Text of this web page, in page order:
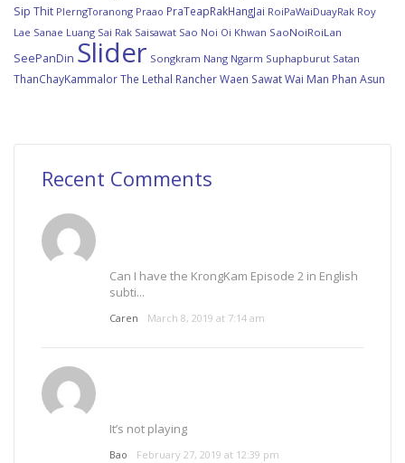
Sip Thit PlerngToranong Praao PraTeapRakHangJai RoiPaWaiDuayRak Roy
Lae Sanae Luang Sai Rak Saisawat Sao Noi Oi Khwan SaoNoiRoiLan
SeePanDin Slider Songkram Nang Ngarm Suphapburut Satan
ThanChayKammalorThe Lethal RancherWaen SawatWai Man Phan Asun
Recent Comments
Can I have the KrongKam Episode 2 in English
subti...
Caren March 8, 2019 at 7:14 am
It’s not playing
Bao February 27, 2019 at 12:39 pm